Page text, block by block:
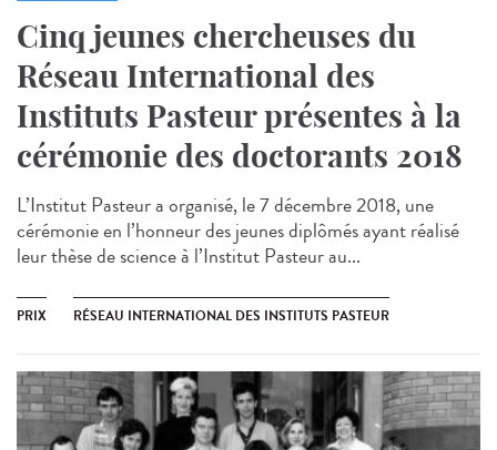
Cinq jeunes chercheuses du
Réseau International des
Instituts Pasteur présentes à la
cérémonie des doctorants 2018
L’Institut Pasteur a organisé, le 7 décembre 2018, une
cérémonie en l’honneur des jeunes diplômés ayant réalisé
leur thèse de science à l’Institut Pasteur au...
PRIX RÉSEAU INTERNATIONAL DES INSTITUTS PASTEUR